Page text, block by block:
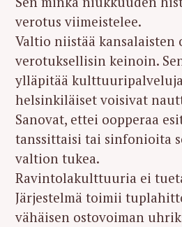
verotus viimeistelee.
Valtio niistää kansalaisten
verotuksellisin keinoin.
ylläpitää
helsinkiläiset voisivat
Sanovat, ettei oopperaa
tanssittaisi tai sinfonioita
valtion tukea.
Ravintolakulttuuria ei
Järjestelmä toimii
vähäisen ostovoiman